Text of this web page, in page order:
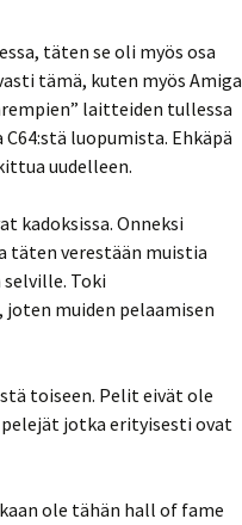
täten se oli myös osa
tämä, kuten myös Amiga
laitteiden tullessa
luopumista. Ehkäpä
uudelleen.
kadoksissa. Onneksi
täten verestään muistia
Toki
muiden pelaamisen
toiseen. Pelit eivät ole
pelejät jotka erityisesti ovat
ole tähän hall of fame